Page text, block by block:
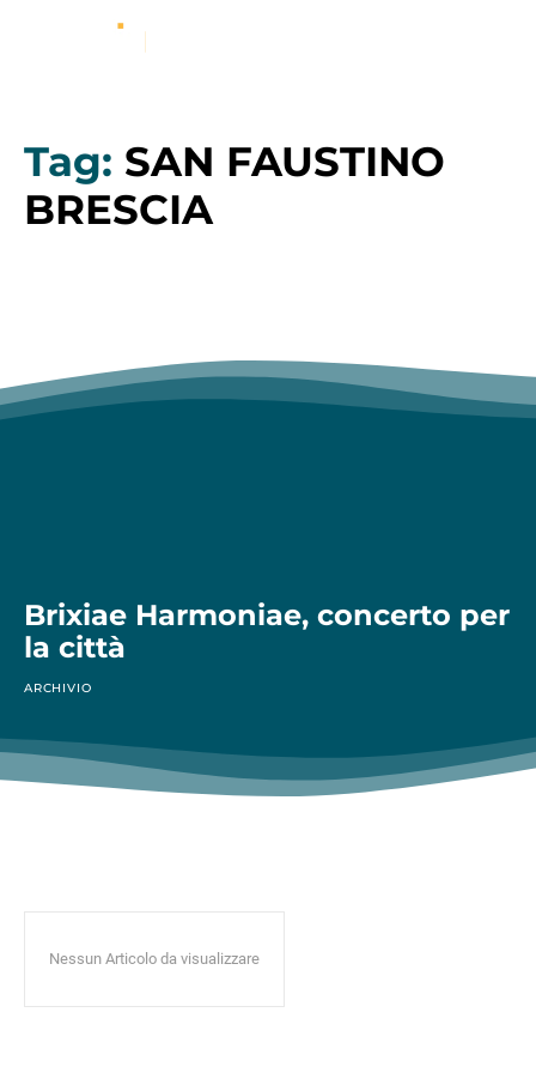
Tag: SAN FAUSTINO
BRESCIA
Brixiae Harmoniae, concerto per
la città
ARCHIVIO
Nessun Articolo da visualizzare